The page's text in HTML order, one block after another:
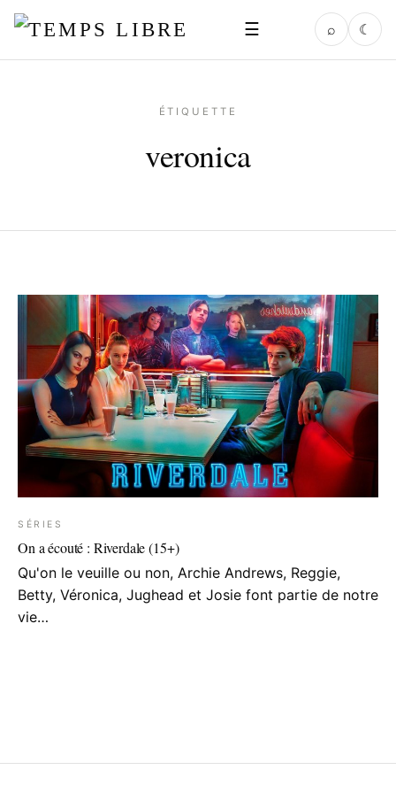
☰ ⌕ ☾
ÉTIQUETTE
veronica
SÉRIES
On a écouté : Riverdale (15+)
Qu'on le veuille ou non, Archie Andrews, Reggie,
Betty, Véronica, Jughead et Josie font partie de notre
vie…